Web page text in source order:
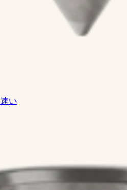
速い